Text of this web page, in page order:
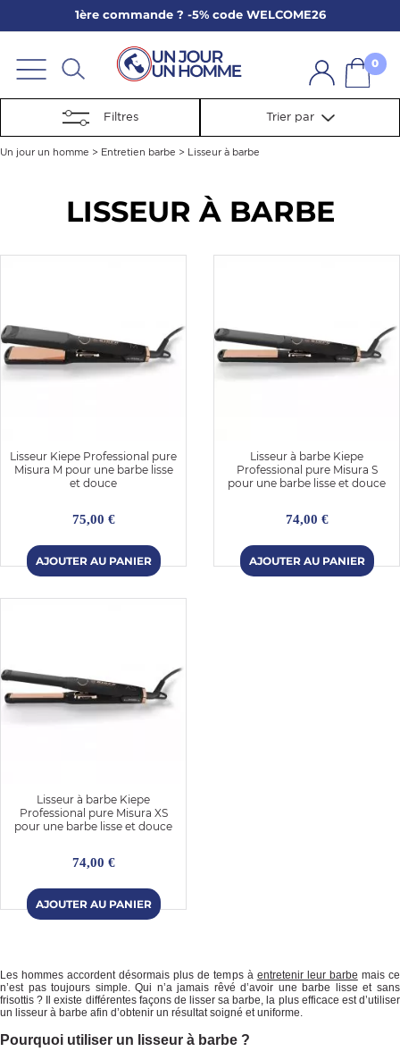
1ère commande ? -5% code WELCOME26
0
Filtres Trier par
Un jour un homme > Entretien barbe > Lisseur à barbe
LISSEUR À BARBE
Lisseur Kiepe Professional pure
Misura M pour une barbe lisse
et douce
75,00 €
Lisseur à barbe Kiepe
Professional pure Misura S
pour une barbe lisse et douce
74,00 €
Lisseur à barbe Kiepe
Professional pure Misura XS
pour une barbe lisse et douce
74,00 €
Les hommes accordent désormais plus de temps à entretenir leur barbe mais ce
n’est pas toujours simple. Qui n’a jamais rêvé d’avoir une barbe lisse et sans
frisottis ? Il existe différentes façons de lisser sa barbe, la plus efficace est d’utiliser
un lisseur à barbe afin d’obtenir un résultat soigné et uniforme.
Pourquoi utiliser un lisseur à barbe ?